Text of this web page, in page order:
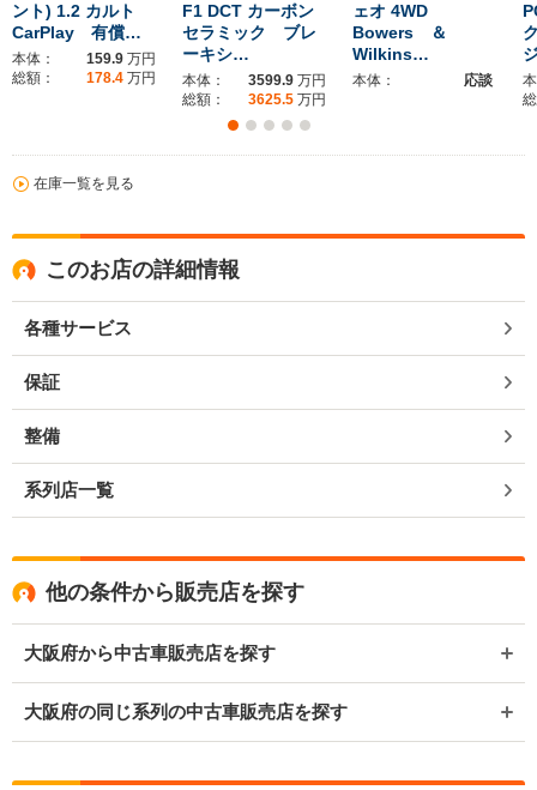
ント) 1.2 カルト
CarPlay 有償…
本体： 159.9 万円
総額：
178.4 万円
F1 DCT カーボン
セラミック ブレ
ーキシ…
本体： 3599.9 万円
総額：
3625.5 万円
ェオ 4WD
Bowers ＆
Wilkins…
本体： 応談
在庫一覧を見る
このお店の詳細情報
各種サービス
保証
整備
系列店一覧
他の条件から販売店を探す
大阪府から中古車販売店を探す
大阪府の同じ系列の中古車販売店を探す